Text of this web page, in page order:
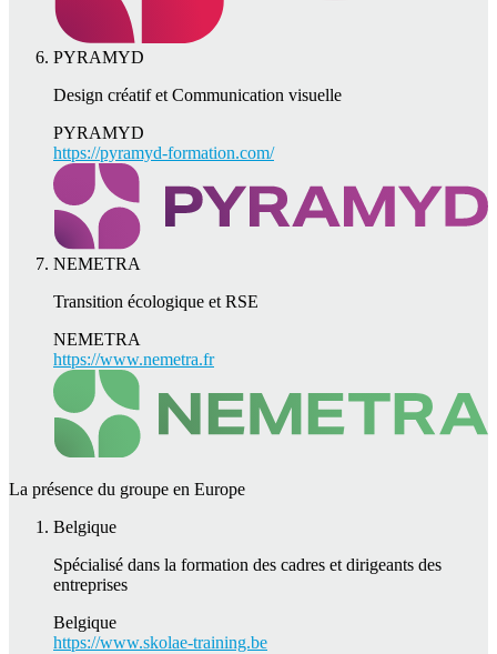
PYRAMYD
Design créatif et Communication visuelle
PYRAMYD
https://pyramyd-formation.com/
NEMETRA
Transition écologique et RSE
NEMETRA
https://www.nemetra.fr
La présence du groupe en Europe
Belgique
Spécialisé dans la formation des cadres et dirigeants des
entreprises
Belgique
https://www.skolae-training.be